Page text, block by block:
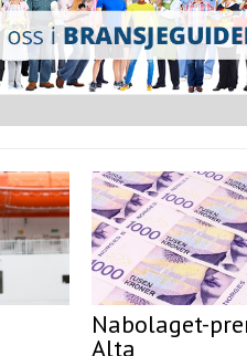
Nabolaget-
Alta